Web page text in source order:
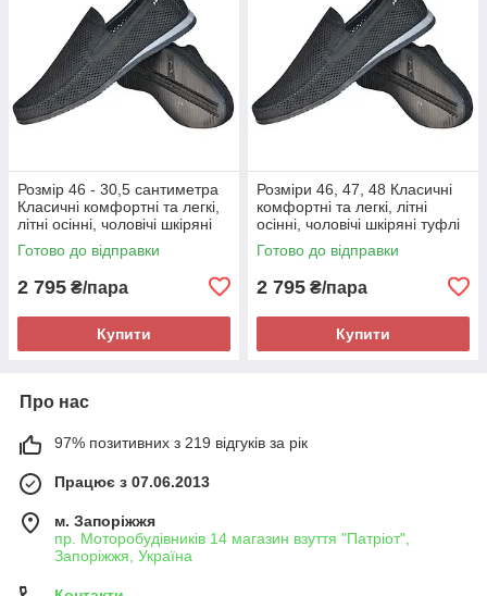
Розмір 46 - 30,5 сантиметра
Класичні комфортні та легкі,
літні осінні, чоловічі шкіряні
туфлі Maxus, чорні, на
підошві з піни
Готово до відправки
2 795 ₴/пара
Купити
Розміри 46, 47, 48 Класичні
комфортні та легкі, літні
осінні, чоловічі шкіряні туфлі
Maxus, чорні, на підошві з
піни
Готово до відправки
2 795 ₴/пара
Купити
Про нас
97% позитивних з 219 відгуків за рік
Працює з 07.06.2013
м. Запоріжжя
пр. Моторобудівників 14 магазин взуття "Патріот",
Запоріжжя, Україна